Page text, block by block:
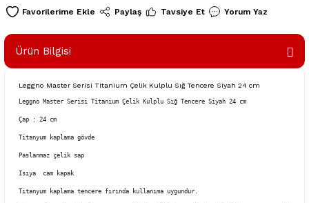
Paylaş Tavsiye Et Yorum Yaz
Ürün Bilgisi
Leggno Master Serisi Titanium Çelik Kulplu Sığ Tencere Siyah 24 cm
Leggno Master Serisi Titanium Çelik Kulplu Sığ Tencere Siyah 24 cm
Çap : 24 cm
Titanyum kaplama gövde
Paslanmaz çelik sap
Isıya  cam kapak
Titanyum kaplama tencere fırında kullanıma uygundur.